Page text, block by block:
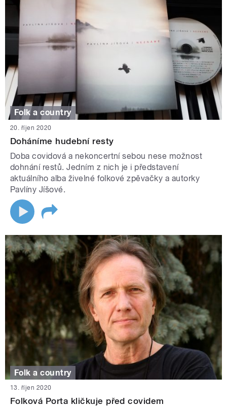
Folk a country
20. říjen 2020
Doháníme hudební resty
Doba covidová a nekoncertní sebou nese možnost
dohnání restů. Jedním z nich je i představení
aktuálního alba živelné folkové zpěvačky a autorky
Pavlíny Jíšové.
Folk a country
13. říjen 2020
Folková Porta kličkuje před covidem